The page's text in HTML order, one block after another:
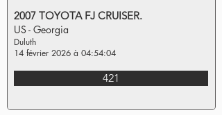
2007 TOYOTA FJ CRUISER.
US - Georgia
Duluth
14 février 2026 à 04:54:04
421